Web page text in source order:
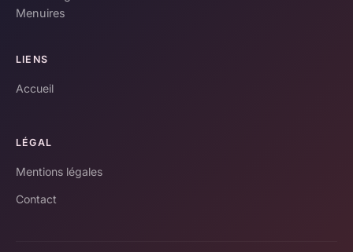
Menuires
LIENS
Accueil
LÉGAL
Mentions légales
Contact